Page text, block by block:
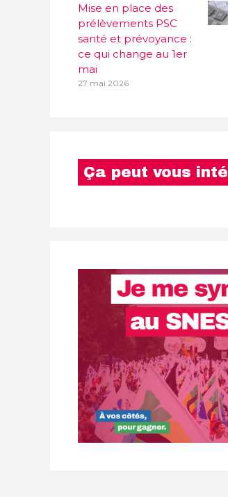
Mise en place des
prélèvements PSC
santé et prévoyance :
ce qui change au 1er
mai
27 mai 2026
Ça peut vous